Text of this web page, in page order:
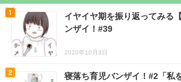
イヤイヤ期を振り返ってみる
ンザイ！#39
2020年10月3日
寝落ち育児バンザイ！#2「私